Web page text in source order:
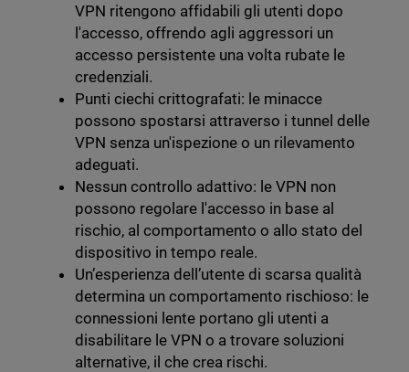
VPN ritengono affidabili gli utenti dopo
l'accesso, offrendo agli aggressori un
accesso persistente una volta rubate le
credenziali.
Punti ciechi crittografati: le minacce
possono spostarsi attraverso i tunnel delle
VPN senza un'ispezione o un rilevamento
adeguati.
Nessun controllo adattivo: le VPN non
possono regolare l'accesso in base al
rischio, al comportamento o allo stato del
dispositivo in tempo reale.
Un’esperienza dell’utente di scarsa qualità
determina un comportamento rischioso: le
connessioni lente portano gli utenti a
disabilitare le VPN o a trovare soluzioni
alternative, il che crea rischi.